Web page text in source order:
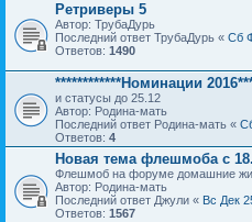
Ретриверы 5
Автор: ТрубаДурь
Последний ответ ТрубаДурь « Сб
Ответов: 1490
************Номинации
и статусы до 25.12
Автор: Родина-мать
Последний ответ Родина-мать «
Ответов: 4
Новая тема флешмоба с
Флешмоб на форуме домашние
Автор: Родина-мать
Последний ответ Джули « Вс Дек
Ответов: 1567